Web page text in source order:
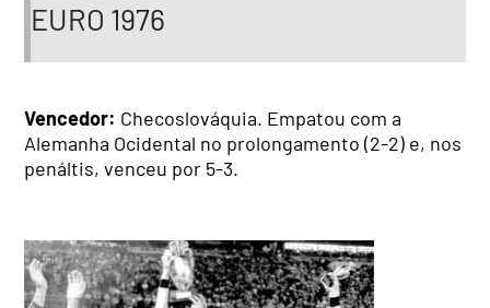
EURO 1976
Vencedor: Checoslováquia. Empatou com a
Alemanha Ocidental no prolongamento (2-2) e, nos
penáltis, venceu por 5-3.